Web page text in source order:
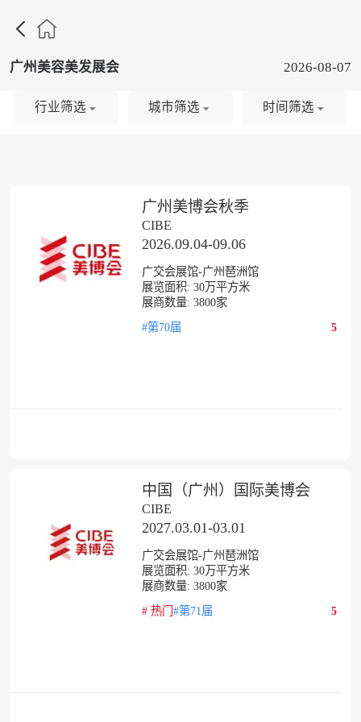

广州美容美发展会 2026-08-07
广州美博会秋季
CIBE
2026.09.04-09.06
广交会展馆-广州琶洲馆
展览面积: 30万平方米
展商数量: 3800家
#第70届
5
中国（广州）国际美博会
CIBE
2027.03.01-03.01
广交会展馆-广州琶洲馆
展览面积: 30万平方米
展商数量: 3800家
# 热门 #第71届 5
行业筛选 城市筛选 时间筛选